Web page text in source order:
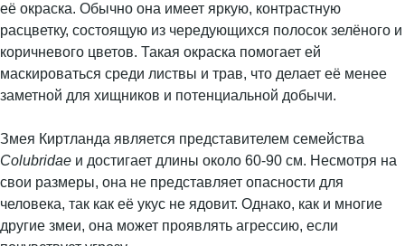
её окраска. Обычно она имеет яркую, контрастную
расцветку, состоящую из чередующихся полосок зелёного и
коричневого цветов. Такая окраска помогает ей
маскироваться среди листвы и трав, что делает её менее
заметной для хищников и потенциальной добычи.
Змея Киртланда является представителем семейства
Colubridae и достигает длины около 60-90 см. Несмотря на
свои размеры, она не представляет опасности для
человека, так как её укус не ядовит. Однако, как и многие
другие змеи, она может проявлять агрессию, если